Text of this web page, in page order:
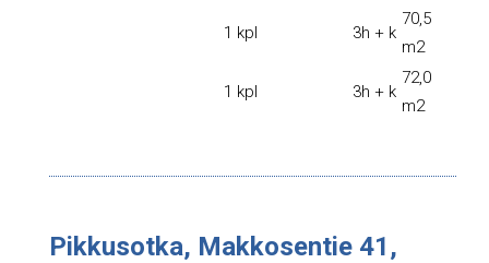
1 kpl 3h + k
70,5
m2
1 kpl 3h + k
72,0
m2
Pikkusotka, Makkosentie 41,